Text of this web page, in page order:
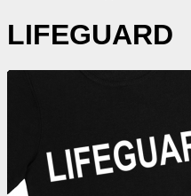
LIFEGUARD